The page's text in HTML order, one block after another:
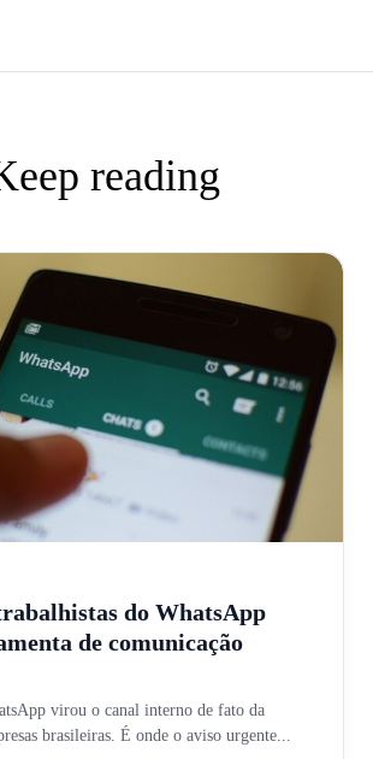
reading
do WhatsApp
de comunicação
virou o canal interno de fato da
brasileiras. É onde o aviso urgente...